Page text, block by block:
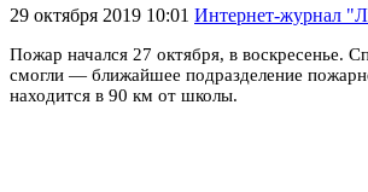
29 октября 2019 10:01 Интернет-журнал
Пожар начался 27 октября, в воскресенье.
смогли — ближайшее подразделение
находится в 90 км от школы.